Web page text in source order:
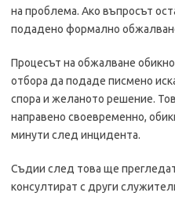
на проблема. Ако въпросът
подадено формално
Процесът на обжалване
отбора да подаде писмено
спора и желаното решение.
направено своевременно,
минути след инцидента.
Съдии след това ще
консултират с други